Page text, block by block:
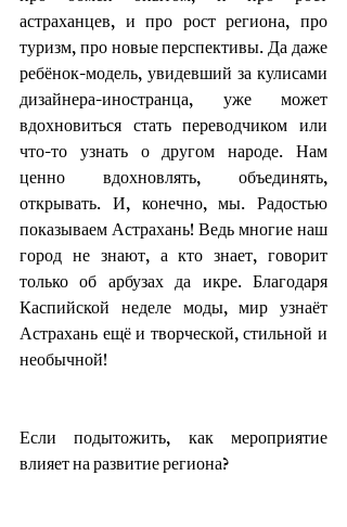
астраханцев, и про рост региона, про
туризм, про новые перспективы. Да даже
ребёнок-модель, увидевший за кулисами
дизайнера-иностранца, уже может
вдохновиться стать переводчиком или
что-то узнать о другом народе. Нам
ценно вдохновлять, объединять,
открывать. И, конечно, мы. Радостью
показываем Астрахань! Ведь многие наш
город не знают, а кто знает, говорит
только об арбузах да икре. Благодаря
Каспийской неделе моды, мир узнаёт
Астрахань ещё и творческой, стильной и
необычной!
Если подытожить, как мероприятие
влияет на развитие региона?